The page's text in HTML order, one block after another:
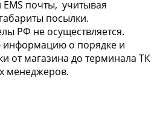
почты, учитывая
посылки.
РФ не осуществляется.
о порядке и
от магазина до терминала ТК
менеджеров.